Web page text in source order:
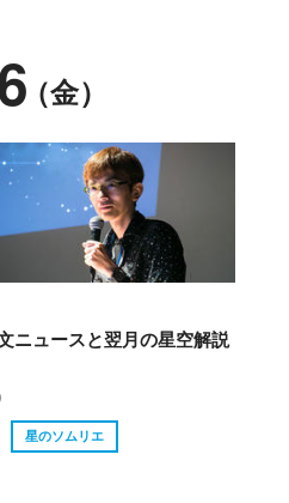
（金）
ニュースと翌月の星空解説
星のソムリエ